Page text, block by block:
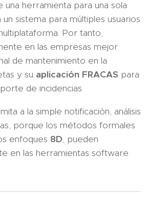
una herramienta para una sola
sistema para múltiples usuarios
Por tanto,
en las empresas mejor
de mantenimiento en la
y su aplicación FRACAS para
de incidencias.
a la simple notificación, análisis
porque los métodos formales
enfoques 8D, pueden
en las herramientas software